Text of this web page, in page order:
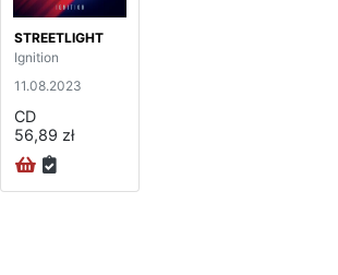
STREETLIGHT
Ignition
11.08.2023
CD
56,89 zł